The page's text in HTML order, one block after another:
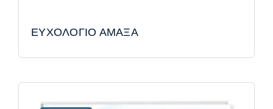
ΕΥΧΟΛΟΓΙΟ ΑΜΑΞΑ